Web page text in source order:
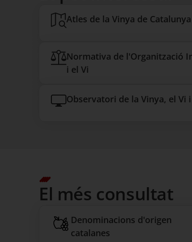
Atles de la Vinya de Catalunya
Normativa de l'Organització
i el Vi
Observatori de la Vinya, el Vi i
El més consultat
Denominacions d'origen
catalanes